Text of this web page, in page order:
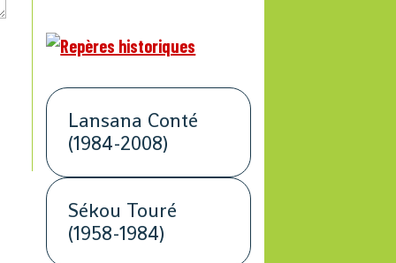
Lansana Conté
(1984-2008)
Sékou Touré
(1958-1984)